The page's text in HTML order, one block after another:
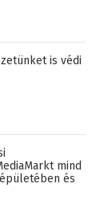
is védi
mind
és